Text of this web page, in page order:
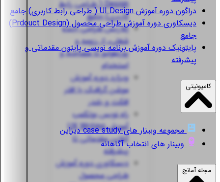
Design ( طراحی رابط
کاربری) جامع
پُلاریسطراحی آینده
شغلی، از رزومه و
پورتفولیو تا مصاحبه و
استخدام
ویزارددوره آموزش
موشن گرافیک با افتر
افکت و بلندر
راه نویسبوتکمپ
آموزش UX Writing
آنلاین مقدماتی تا
پیشرفته
دیسکاوریدوره آموزش
طراحی محصول
دراگوندوره آموزش UI Design ( طراحی رابط کاربری) جامع
دیسکاوری
دوره آموزش طراحی محصول (Prdouct Design)
جامع
پایتونیکدوره آموزش برنامه نویسی پایتون مقدماتی و
پیشرفته
کامیونیتی
مجموعه وبینار های case study دیزاین
وبینار های انتخاب آگاهانه
مجله آمانج